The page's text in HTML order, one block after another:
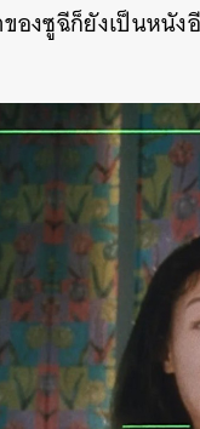
งซูฉีก็ยังเป็นหนัง